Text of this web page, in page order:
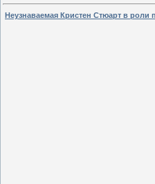
Неузнаваемая Кристен Стюарт в